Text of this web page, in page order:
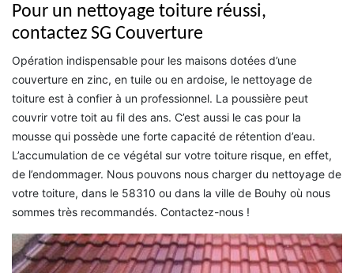
Pour un nettoyage toiture réussi,
contactez SG Couverture
Opération indispensable pour les maisons dotées d’une
couverture en zinc, en tuile ou en ardoise, le nettoyage de
toiture est à confier à un professionnel. La poussière peut
couvrir votre toit au fil des ans. C’est aussi le cas pour la
mousse qui possède une forte capacité de rétention d’eau.
L’accumulation de ce végétal sur votre toiture risque, en effet,
de l’endommager. Nous pouvons nous charger du nettoyage de
votre toiture, dans le 58310 ou dans la ville de Bouhy où nous
sommes très recommandés. Contactez-nous !